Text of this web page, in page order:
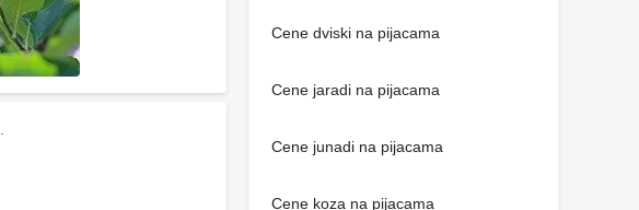
Cene dviski na pijacama
Cene jaradi na pijacama
Cene junadi na pijacama
Cene koza na pijacama